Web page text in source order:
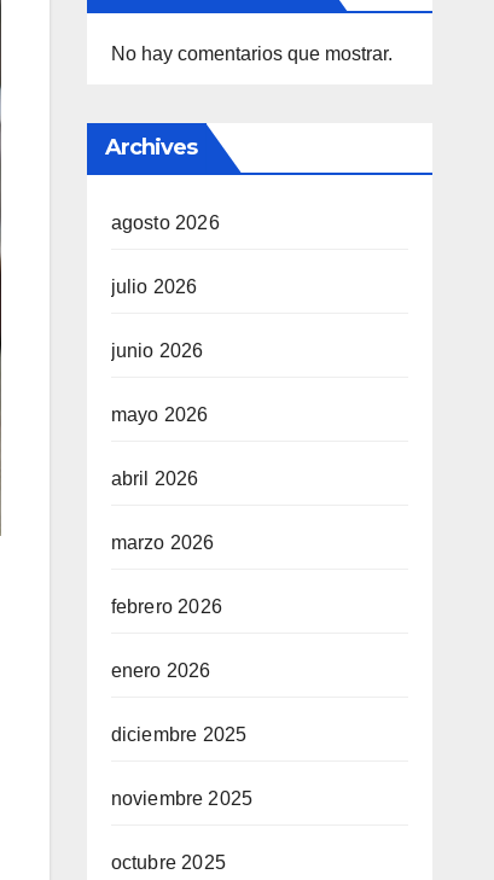
No hay comentarios que mostrar.
Archives
agosto 2026
julio 2026
junio 2026
mayo 2026
abril 2026
marzo 2026
febrero 2026
enero 2026
diciembre 2025
noviembre 2025
octubre 2025